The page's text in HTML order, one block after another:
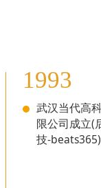
1993
武汉当代高
限公司成立(
技-beats365)